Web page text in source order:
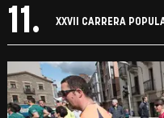
11. XXVII CARRERA